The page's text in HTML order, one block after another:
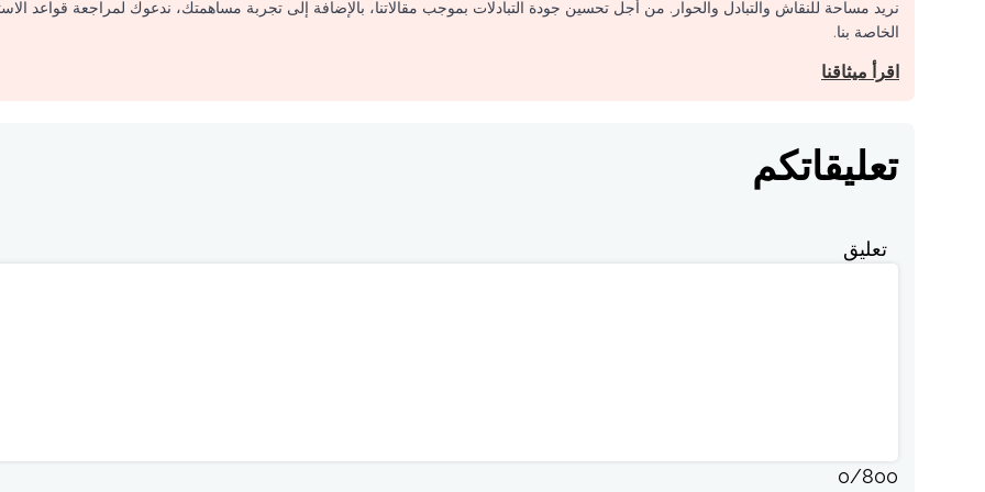
نريد مساحة للنقاش والتبادل والحوار. من أجل تحسين جودة التبادلات بموجب مقالاتنا، بالإضافة إلى تجربة مساهمتك، ندعوك لمراجعة قواعد
الخاصة بنا.
اقرأ ميثاقنا
تعليقاتكم
تعليق
0/800